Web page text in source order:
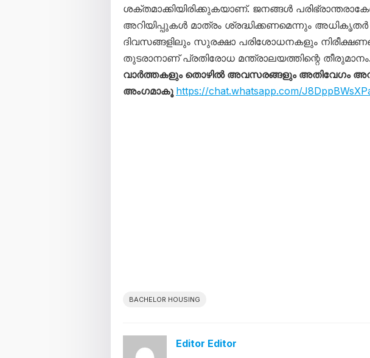
ശക്തമാക്കിയിരിക്കുകയാണ്. ജനങ്ങൾ
അറിയിപ്പുകൾ മാത്രം ശ്രദ്ധിക്കണമെന്നും അധികൃതർ
ദിവസങ്ങളിലും സുരക്ഷാ പരിശോധനകളും
തുടരാനാണ് പ്രതിരോധ മന്ത്രാലയത്തിന്റെ തീരുമാനം.
വാർത്തകളും തൊഴിൽ അവസരങ്ങളും അതിവേഗം
അംഗമാകൂ https://chat.whatsapp.com/
BACHELOR HOUSING
Editor Editor